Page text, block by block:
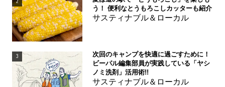
2
う！ 便利なとうもろこしカッターも紹介
サスティナブル＆ローカル
3
次回のキャンプを快適に過ごすために！
ビーパル編集部員が実践している「ヤシ
ノミ洗剤」活用術!!
サスティナブル＆ローカル